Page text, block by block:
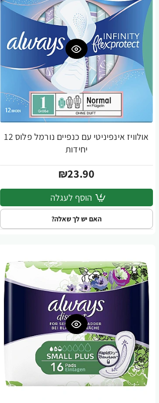
אולוויז אינפיניטי עם כנפיים נורמל פלוס 12
יחידות
₪23.90
הוסף לעגלה
האם יש לך שאלה?